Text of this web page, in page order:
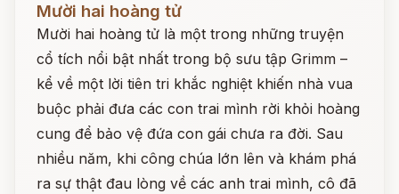
Mười hai hoàng tử
Mười hai hoàng tử là một trong những truyện
cổ tích nổi bật nhất trong bộ sưu tập Grimm –
kể về một lời tiên tri khắc nghiệt khiến nhà vua
buộc phải đưa các con trai mình rời khỏi hoàng
cung để bảo vệ đứa con gái chưa ra đời. Sau
nhiều năm, khi công chúa lớn lên và khám phá
ra sự thật đau lòng về các anh trai mình, cô đã